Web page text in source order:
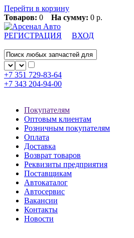
Перейти в корзину
Товаров: 0 На сумму: 0 р.
РЕГИСТРАЦИЯ ВХОД
+7 351 729-83-64
+7 343 204-94-00
Покупателям
Оптовым клиентам
Розничным покупателям
Оплата
Доставка
Возврат товаров
Реквизиты предприятия
Поставщикам
Автокаталог
Автосервис
Вакансии
Контакты
Новости